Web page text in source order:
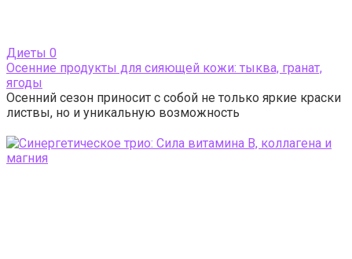
Диеты 0
Осенние продукты для сияющей кожи: тыква, гранат,
ягоды
Осенний сезон приносит с собой не только яркие краски
листвы, но и уникальную возможность